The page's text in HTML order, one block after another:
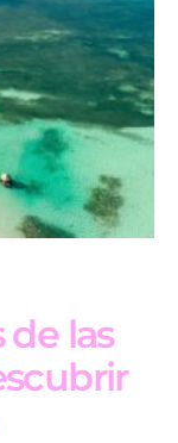
de las